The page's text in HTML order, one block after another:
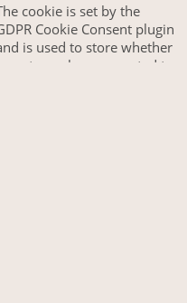
cookie is set by the
Cookie Consent plugin
is used to store whether
or not user has consented to